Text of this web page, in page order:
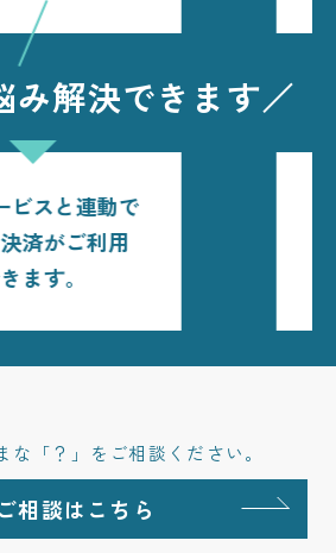
のように簡単に
きるように改善
いたします。
み解決できます／
な「？」をご相談ください。
相談はこちら